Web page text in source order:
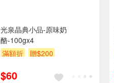
光泉晶典小品-原味奶
酪-100gx4
滿額折
贈$200
$60